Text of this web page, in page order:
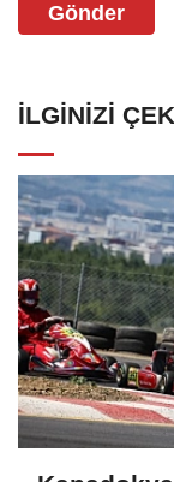
Gönder
İLGINIZI